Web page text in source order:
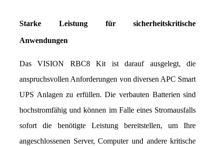
Starke Leistung für sicherheitskritische
Anwendungen
Das VISION RBC8 Kit ist darauf ausgelegt, die
anspruchsvollen Anforderungen von diversen APC Smart
UPS Anlagen zu erfüllen. Die verbauten Batterien sind
hochstromfähig und können im Falle eines Stromausfalls
sofort die benötigte Leistung bereitstellen, um Ihre
angeschlossenen Server, Computer und andere kritische